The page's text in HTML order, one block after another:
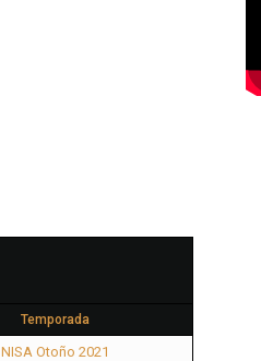
Temporada
NISA Otoño 2021